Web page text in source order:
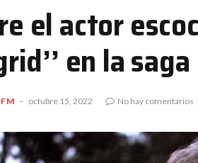
el actor
en la
octubre 15, 2022 No hay comentarios